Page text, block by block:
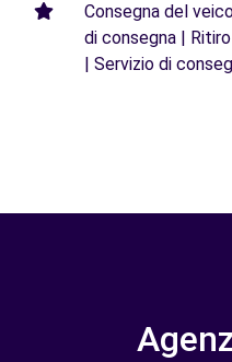
Consegna del
di consegna |
| Servizio di